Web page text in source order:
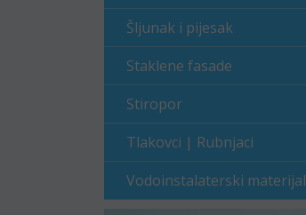
Šljunak i pijesak
Staklene fasade
Stiropor
Tlakovci | Rubnjaci
Vodoinstalaterski materijal